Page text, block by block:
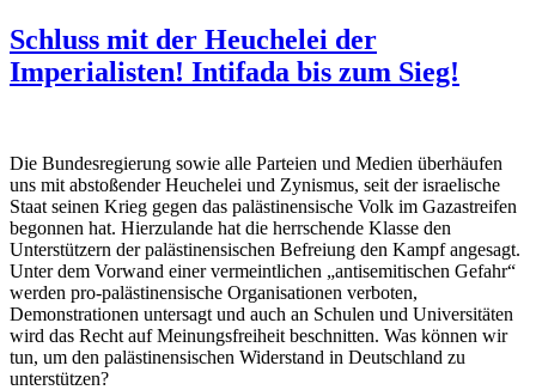
Schluss mit der Heuchelei der
Imperialisten! Intifada bis zum Sieg!
Die Bundesregierung sowie alle Parteien und Medien überhäufen
uns mit abstoßender Heuchelei und Zynismus, seit der israelische
Staat seinen Krieg gegen das palästinensische Volk im Gazastreifen
begonnen hat. Hierzulande hat die herrschende Klasse den
Unterstützern der palästinensischen Befreiung den Kampf angesagt.
Unter dem Vorwand einer vermeintlichen „antisemitischen Gefahr“
werden pro-palästinensische Organisationen verboten,
Demonstrationen untersagt und auch an Schulen und Universitäten
wird das Recht auf Meinungsfreiheit beschnitten. Was können wir
tun, um den palästinensischen Widerstand in Deutschland zu
unterstützen?